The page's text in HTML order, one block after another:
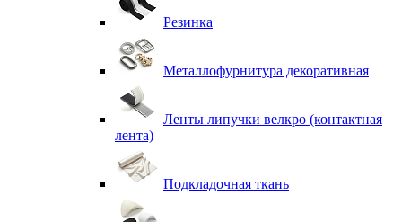
Резинка
Металлофурнитура декоративная
Ленты липучки велкро (контактная
лента)
Подкладочная ткань